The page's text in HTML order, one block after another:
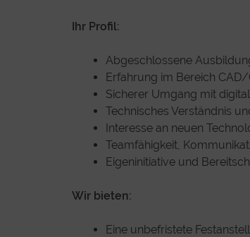
Ihr Profil:
Abgeschlossene
Erfahrung im Bereich
Sicherer Umgang mit
Technisches Verständnis
Interesse an neuen
Teamfähigkeit,
Eigeninitiative und
Wir bieten:
Eine unbefristete